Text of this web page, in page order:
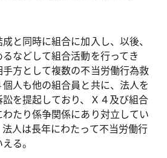
と同時に組合に加入し、以後、
などして組合活動を行ってき
方として複数の不当労働行為救
人も他の組合員と共に、法人を
を提起しており、Ｘ４及び組合
たり係争関係にあり対立してい
人は長年にわたって不当労働行
る。